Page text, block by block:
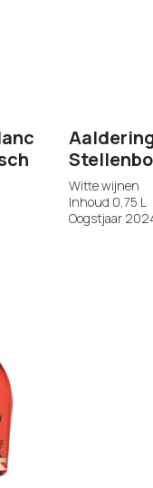
Witte wijnen
Inhoud 0,75 L
Oogstjaar